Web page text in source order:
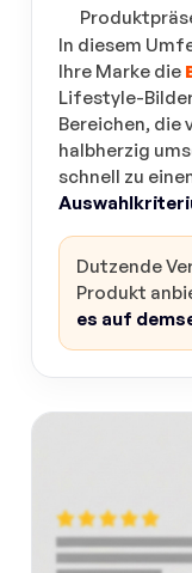
In diesem
Ihre Marke die
Lifestyle-
Bereichen, die
halbherzig
schnell zu
Dutzende
Produkt
es auf